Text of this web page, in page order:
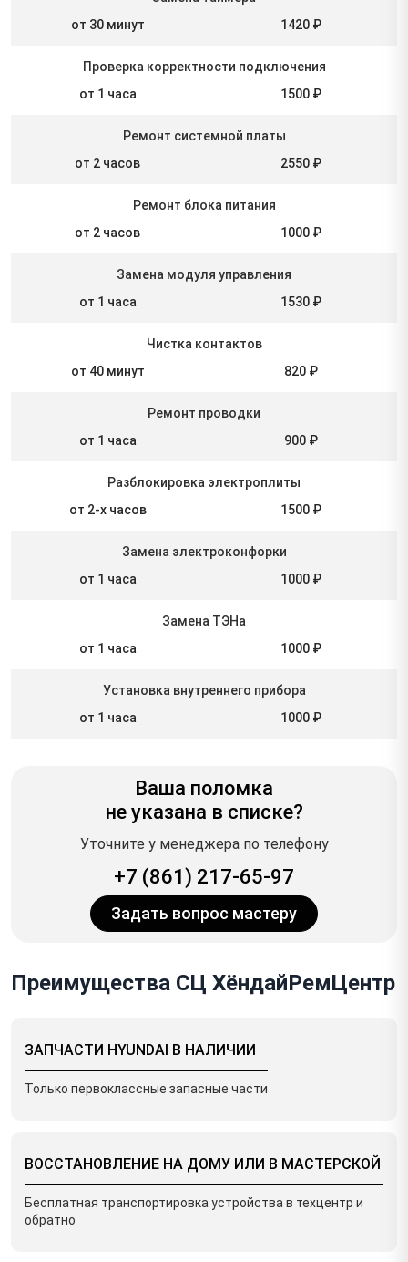
от 30 минут
1420 ₽
Проверка корректности подключения
от 1 часа
1500 ₽
Ремонт системной платы
от 2 часов
2550 ₽
Ремонт блока питания
от 2 часов
1000 ₽
Замена модуля управления
от 1 часа
1530 ₽
Чистка контактов
от 40 минут
820 ₽
Ремонт проводки
от 1 часа
900 ₽
Разблокировка электроплиты
от 2-х часов
1500 ₽
Замена электроконфорки
от 1 часа
1000 ₽
Замена ТЭНа
от 1 часа
1000 ₽
Установка внутреннего прибора
от 1 часа
1000 ₽
Ваша поломка
не указана в списке?
Уточните у менеджера по телефону
+7 (861) 217-65-97
Задать вопрос мастеру
Преимущества СЦ ХёндайРемЦентр
ЗАПЧАСТИ HYUNDAI В НАЛИЧИИ
Только первоклассные запасные части
ВОССТАНОВЛЕНИЕ НА ДОМУ ИЛИ В МАСТЕРСКОЙ
Бесплатная транспортировка устройства в техцентр и
обратно